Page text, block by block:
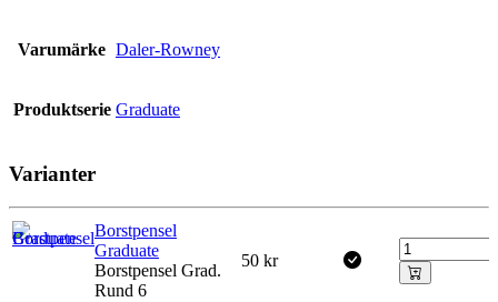
Varumärke Daler-Rowney
Produktserie Graduate
Varianter
Borstpensel
Graduate
Borstpensel Grad.
Rund 6
50 kr